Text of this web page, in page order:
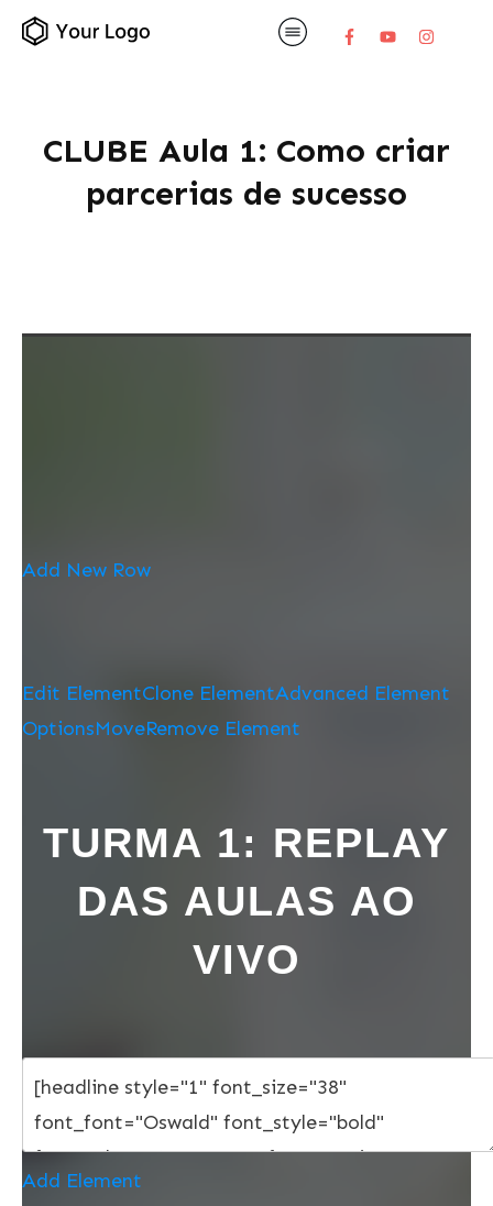
CLUBE Aula 1: Como criar
parcerias de sucesso
Add New Row
Edit ElementClone ElementAdvanced Element
OptionsMoveRemove Element
TURMA 1: REPLAY
DAS AULAS AO
VIVO
Add Element